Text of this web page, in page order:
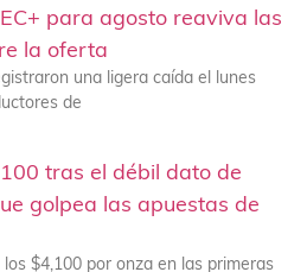
para agosto reaviva las
la oferta
una ligera caída el lunes
de
tras el débil dato de
golpea las apuestas de
$4,100 por onza en las primeras